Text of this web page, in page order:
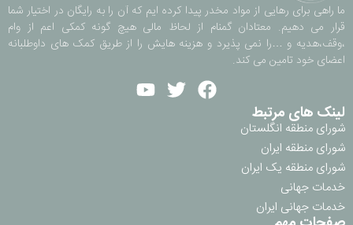
ما راهی برای رهایی از مواد مخدر پیدا کرده ایم که آن را به رایگان در اختیار شما
قرار می دهیم. معتادان گمنام از لحاظ مالی هیچ گونه کمکی اعم از وام
،وقف،هدیه و …را نمی پذیرد و هزینه هایش را از طریق کمک های داوطلبانه
اعضای خود تامین می کند.
لینک های مرتبط
شورای منطقه انگلستان
شورای منطقه ایران
شورای منطقه یک ایران
خدمات جهانی
خدمات جهانی ایران